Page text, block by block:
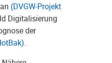
(DVGW-Projekt
Digitalisierung
der
.